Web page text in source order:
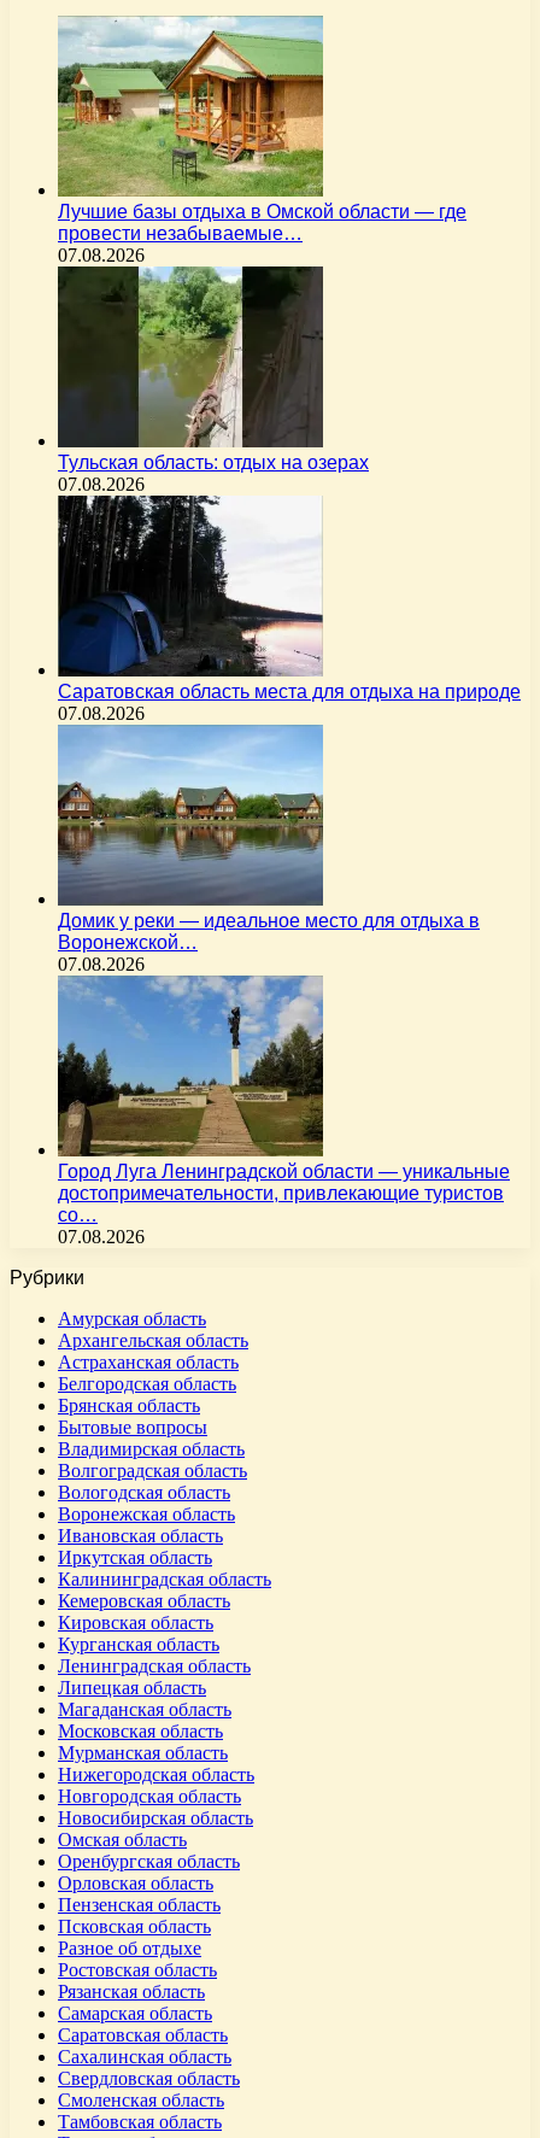
Лучшие базы отдыха в Омской области — где
провести незабываемые…
07.08.2026
Тульская область: отдых на озерах
07.08.2026
Саратовская область места для отдыха на природе
07.08.2026
Домик у реки — идеальное место для отдыха в
Воронежской…
07.08.2026
Город Луга Ленинградской области — уникальные
достопримечательности, привлекающие туристов
со…
07.08.2026
Рубрики
Амурская область
Архангельская область
Астраханская область
Белгородская область
Брянская область
Бытовые вопросы
Владимирская область
Волгоградская область
Вологодская область
Воронежская область
Ивановская область
Иркутская область
Калининградская область
Кемеровская область
Кировская область
Курганская область
Ленинградская область
Липецкая область
Магаданская область
Московская область
Мурманская область
Нижегородская область
Новгородская область
Новосибирская область
Омская область
Оренбургская область
Орловская область
Пензенская область
Псковская область
Разное об отдыхе
Ростовская область
Рязанская область
Самарская область
Саратовская область
Сахалинская область
Свердловская область
Смоленская область
Тамбовская область